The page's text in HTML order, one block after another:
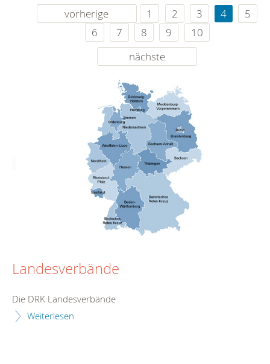
vorherige 1 2 3 4
5
6
7 8 9
10
nächste
Landesverbände
Die DRK Landesverbände
Weiterlesen